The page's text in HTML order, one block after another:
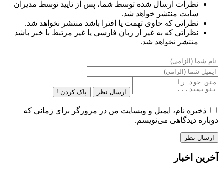
نظرات ارسال شده توسط شما، پس از تایید توسط مدیران
سایت منتشر خواهد شد.
نظراتی که حاوی تهمت یا افترا باشد منتشر نخواهد شد.
نظراتی که به غیر از زبان فارسی یا غیر مرتبط با خبر باشد
منتشر نخواهد شد.
ارسال نظر پاک کردن !
ذخیره نام، ایمیل و وبسایت من در مرورگر برای زمانی که
دوباره دیدگاهی می‌نویسم.
آخرین اخبار